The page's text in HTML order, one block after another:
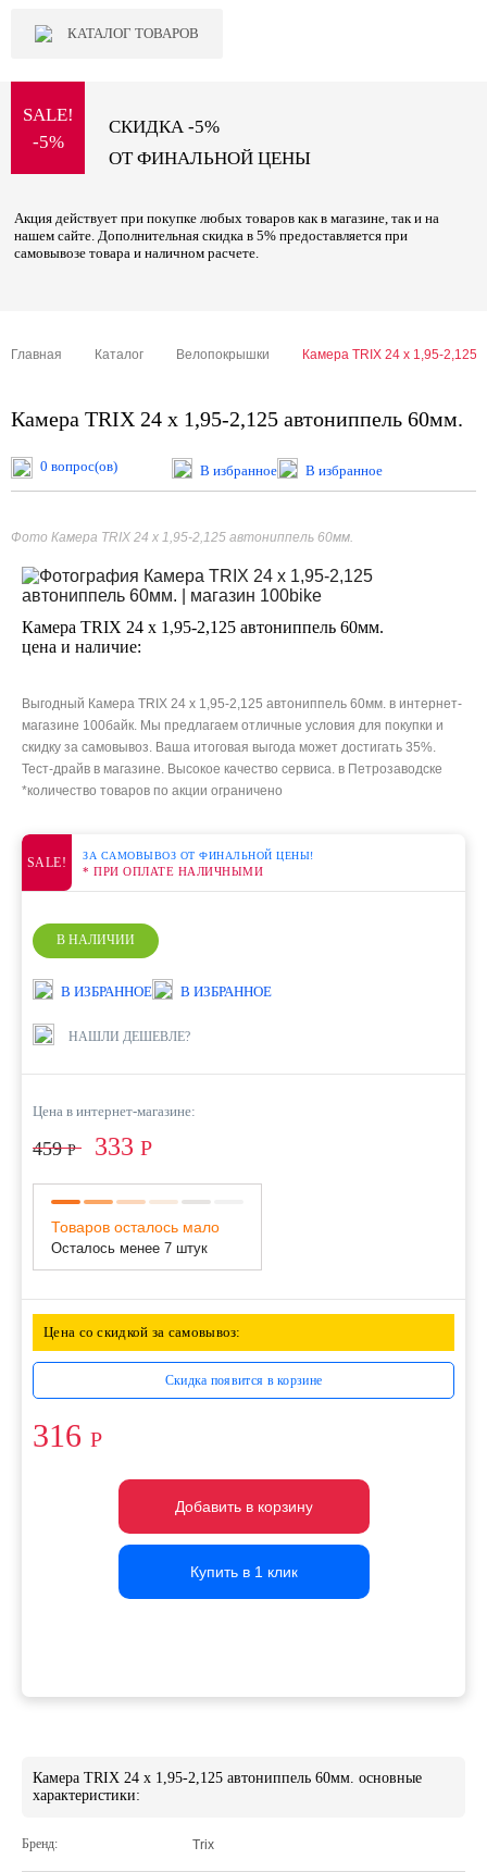
КАТАЛОГ ТОВАРОВ
SALE!
-5%
СКИДКА -5%
ОТ ФИНАЛЬНОЙ ЦЕНЫ
Акция действует при покупке любых товаров как в магазине, так и на
нашем сайте. Дополнительная скидка в 5% предоставляется при
самовывозе товара и наличном расчете.
Главная Каталог Велопокрышки Камера TRIX 24 x 1,95-2,125
Камера TRIX 24 x 1,95-2,125 автониппель 60мм.
0 вопрос(ов) В избранное В избранное
Фото Камера TRIX 24 x 1,95-2,125 автониппель 60мм.
Камера TRIX 24 x 1,95-2,125 автониппель 60мм.
цена и наличие:
Выгодный Камера TRIX 24 x 1,95-2,125 автониппель 60мм. в интернет-
магазине 100байк. Мы предлагаем отличные условия для покупки и
скидку за самовывоз. Ваша итоговая выгода может достигать 35%.
Тест-драйв в магазине. Высокое качество сервиса. в Петрозаводске
*количество товаров по акции ограничено
SALE! ЗА САМОВЫВОЗ ОТ ФИНАЛЬНОЙ ЦЕНЫ!
* ПРИ ОПЛАТЕ НАЛИЧНЫМИ
В НАЛИЧИИ
В ИЗБРАННОЕ В ИЗБРАННОЕ
НАШЛИ ДЕШЕВЛЕ?
Цена в интернет-магазине:
459Р 333 Р
Товаров осталось мало
Осталось менее 7 штук
Цена со скидкой за самовывоз:
Скидка появится в корзине
316 Р
Добавить в корзину
Добавить в корзину
Добавить в корзину
Купить в 1 клик
Купить в 1 клик
Купить в 1 клик
Камера TRIX 24 x 1,95-2,125 автониппель 60мм. основные
характеристики:
Бренд: Trix